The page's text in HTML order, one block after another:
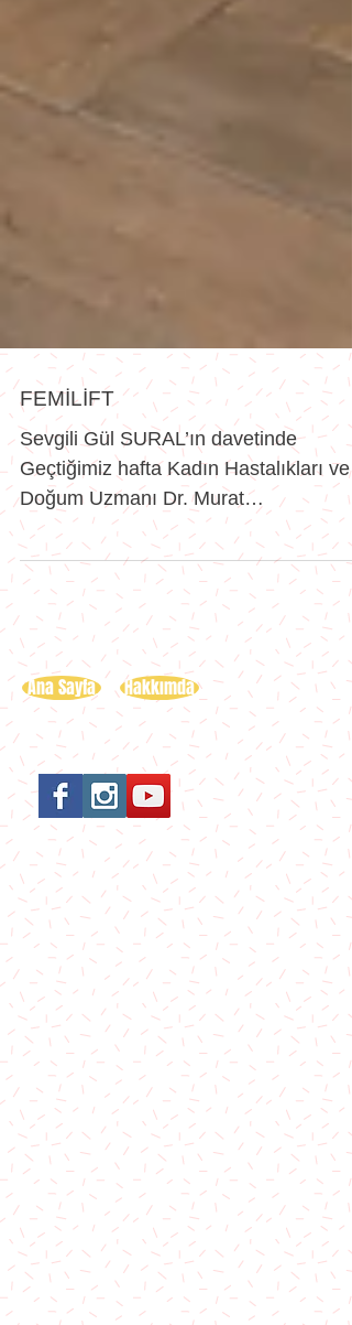
FEMİLİFT
Sevgili Gül SURAL’ın davetinde
Geçtiğimiz hafta Kadın Hastalıkları ve
Doğum Uzmanı Dr. Murat
Emanetoğlu’nun muayenehanesinde
blogger...
Ana Sayfa Hakkımda